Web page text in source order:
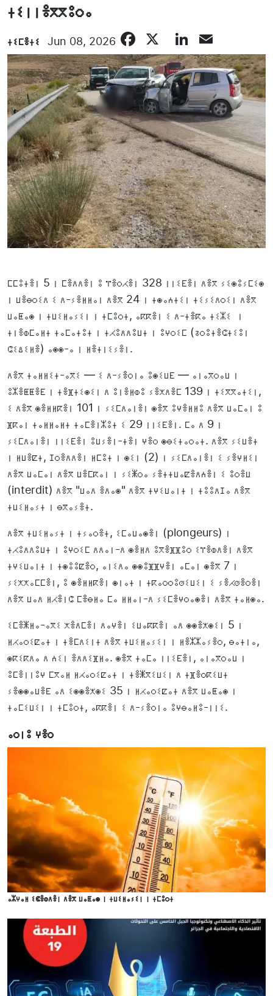
ⵜⵉⵏⵏⴻⴳⴳⵓⵔⴰ
ⵜⵉⵎⴻⵜⵉ Jun 08, 2026 FacebookLinkedIn
ⵎⵎⵓⵜⴻⵏ 5 ⵏ ⵎⴻⴷⴷⴻⵏ ⵓ ⴶⴻⵔⵃⴻⵏ 328 ⵏⵏⵉⴹⴻⵏ ⴷⴻⴳ ⵢⵉⵙⵓⵢⵎⵉⵙ
ⵏ ⵡⴻⴱⵔⵉⴷ ⵉ ⴷ-ⵢⴻⵍⵍⴰⵏ ⴷⴻⴳ 24 ⵏ ⵜⵙⴰⵄⵜⵉⵏ ⵜⵉⵢⵉⴷⵔⵉⵏ ⴷⴻⴳ
ⵡⴰⵟⴰⵙ ⵏ ⵜⵡⵉⵍⴰⵢⵉⵏ ⵏ ⵜⵎⵓⵔⵜ, ⴰⴽⴽⴻⵏ ⵉ ⴷ-ⵜⴻⴽⴰ ⵜⵉⵣⵉ ⵏ
ⵜⵏⴻⵀⵎⴰⵍⵜ ⵜⴰⵎⴰⵜⵓⵜ ⵏ ⵜⵃⵓⴷⴷⵓⵡⵜ ⵏ ⵓⵖⵔⵉⵎ (ⵒⵔⵓⵜⴻⵛⵜⵉⵓⵏ
ⵛⵉⵠⵉⵍⴻ) ⴰⵙⵙ-ⴰ ⵏ ⵍⴻⵜⵏⵉⵢⴻⵏ.
ⴷⴻⴳ ⵜⴰⵍⵍⵉⵜ-ⴰⴳⵉ — ⵉ ⴷ-ⵢⴻⵔⵏⴰ ⵓⵙⵉⵡⴹ — ⴰⵏⴰⴳⵔⴰⵡ ⵏ
ⵓⵣⴻⵟⵟⴻⴹ ⵏ ⵜⴻⴼⵜⵉⵙⵉⵏ ⴷ ⵓⵏⴻⵍⵀⵓ ⵢⴻⵅⴷⴻⵎ 139 ⵏ ⵜⵉⴳⴳⴰⵜⵉⵏ,
ⵉ ⴷⴻⴳ ⵙⴻⵍⵍⴽⴻⵏ 101 ⵏ ⵢⵉⵎⴷⴰⵏⴻⵏ ⵙⴻⴳ ⵓⵖⴻⵍⵍⵓ ⴷⴻⴳ ⵡⴰⵎⴰⵏ ⵓ
ⴼⴽⴰⵏ ⵜⴰⵍⵍⴰⵍⵜ ⵜⴰⵎⴻⵏⵣⵓⵜ ⵉ 29 ⵏⵏⵉⴹⴻⵏ. ⵎⴰ ⴷ 9 ⵏ
ⵢⵉⵎⴷⴰⵏⴻⵏ ⵏⵏⵉⴹⴻⵏ ⵓⵡⵢⴻⵏ-ⵜⴻⵏ ⵖⴻⵔ ⵙⴱⵉⵜⴰⵔⴰⵜ. ⴷⴻⴳ ⵢⵉⵡⴻⵜ
ⵏ ⵍⵡⴻⵇⵜ, ⵊⵔⴻⴷⴷⴻⵏ ⵍⵎⵓⵜ ⵏ ⵙⵉⵏ (2) ⵏ ⵢⵉⵎⴷⴰⵏⴻⵏ ⵉ ⵢⴻⵖⵍⵉⵏ
ⴷⴻⴳ ⵡⴰⵎⴰⵏ ⴷⴻⴳ ⵡⴻⵎⴽⴰⵏ ⵏ ⵢⵉⵥⵔⴰ ⵢⴻⵜⵜⵡⴰⵇⴻⴷⵄⴻⵏ ⵉ ⵓⵔⴻⵡ
(interdit) ⴷⴻⴳ "ⵡⴰⴷ ⴻⴷⴰⵙ" ⴷⴻⴳ ⵜⵖⵉⵡⴰⵏⵜ ⵏ ⵜⵓⵓⴷⵊⴰ ⴷⴻⴳ
ⵜⵡⵉⵍⴰⵢⵜ ⵏ ⴱⴳⴰⵢⴻⵜ.
ⴷⴻⴳ ⵜⵡⵉⵍⴰⵢⵜ ⵏ ⵜⵢⴰⵔⴻⵜ, ⵉⵎⴰⵡⴰⵙⴻⵏ (plongeurs) ⵏ
ⵜⵃⵓⴷⴷⵓⵡⵜ ⵏ ⵓⵖⵔⵉⵎ ⴷⴷⴰⵏ-ⴷ ⵙⴻⵍⴷ ⵓⴳⴻⴼⴼⵓⵔ ⵉⴶⴻⵀⴷⴻⵏ ⴷⴻⴳ
ⵜⵖⵉⵡⴰⵏⵜ ⵏ ⵜⵙⵓⵓⵇⴻⵔ, ⴰⵏⵉⴷⴰ ⵙⵙⵓⴼⴼⵖⴻⵏ ⴰⵎⴰⵏ ⵙⴻⴳ 7 ⵏ
ⵢⵉⵅⵅⴰⵎⵎⴻⵏ, ⵓ ⵙⴻⵍⵍⴽⴻⵏ ⵙⵏⴰⵜ ⵏ ⵜⴽⴰⵔⵔⵓⵚⵉⵡⵉⵏ ⵉ ⵢⴻⵃⵚⴻⵔⴻⵏ
ⴷⴻⴳ ⵡⴰⴷ ⵍⵃⴻⵏⵛ ⵎⴻⴱⵍⴰ ⵎⴰ ⵍⵍⴰⵏ-ⴷ ⵢⵉⵎⴻⵖⵔⴰⵙⴻⵏ ⴷⴻⴳ ⵜⴰⵍⵙⴰ.
ⵉⵎⴻⵥⵍⴰ-ⴰⴳⵉ ⵅⴻⴷⵎⴻⵏ ⴷⴰⵖⴻⵏ ⵉⵡⴰⴽⴽⴻⵏ ⴰⴷ ⵙⵙⴻⵅⵙⵉⵏ 5 ⵏ
ⵍⵃⴰⵔⵉⵇⴰⵜ ⵏ ⵜⴻⵎⴷⵉⵏⵜ ⴷⴻⴳ ⵜⵡⵉⵍⴰⵢⵉⵏ ⵏ ⵍⴻⵣⵣⴰⵢⴻⵔ, ⴱⴰⵜⵏⴰ,
ⵙⴽⵉⴽⴷⴰ ⴷ ⵄⵉⵏ ⴻⴷⴷⵉⴼⵍⴰ. ⵙⴻⴳ ⵜⴰⵎⴰ ⵏⵏⵉⴹⴻⵏ, ⴰⵏⴰⴳⵔⴰⵡ ⵏ
ⵓⵎⴻⵏⵏⵓⵖ ⵎⴳⴰⵍ ⵍⵃⴰⵔⵉⵇⴰⵜ ⵏ ⵜⴻⵥⴳⵉⵡⵉⵏ ⴷ ⵜⴼⴻⵔⴽⵉⵡⵜ
ⵢⴻⵙⵙⴰⵡⴻⴹ ⴰⴷ ⵉⵙⵙⴻⵅⵙⵉ 35 ⵏ ⵍⵃⴰⵔⵉⵇⴰⵜ ⴷⴻⴳ ⵡⴰⵟⴰⵙ ⵏ
ⵜⴰⵎⵉⵡⵉⵏ ⵏ ⵜⵎⵓⵔⵜ, ⴰⴽⴽⴻⵏ ⵉ ⴷ-ⵢⴻⵔⵏⴰ ⵓⵖⴱⴰⵍⵓ-ⵏⵏⵉ.
ⴰⵔⵏⵓ ⵖⴻⵔ
ⴰⵣⵖⴰⵍ ⵉⵞⴻⵀⴷⴻⵏ ⴷⴻⴳ ⵡⴰⵟⴰⵙ ⵏ ⵜⵡⵉⵍⴰⵢⵉⵏ ⵏ ⵜⵎⵓⵔⵜ